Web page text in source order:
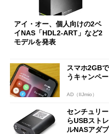
アイ・オー、個人向けの2ベ
イNAS「HDL2-ART」など2
モデルを発表
スマホ2GB
うキャンペ
AD（IIJmio）
センチュリ
らUSBスト
ルNASアダプ